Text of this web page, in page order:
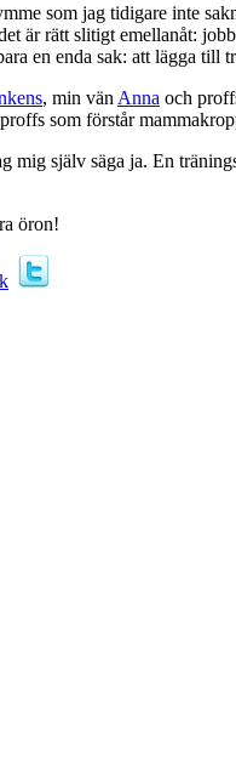
som jag tidigare inte
är rätt slitigt emellanåt:
en enda sak: att lägga till
, min vän Anna och
som förstår
mig själv säga ja. En
öron!